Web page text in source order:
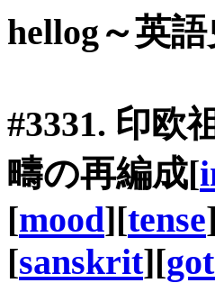
hellog～英
#3331. 印欧
疇の再編成[
[mood][tense
[sanskrit][